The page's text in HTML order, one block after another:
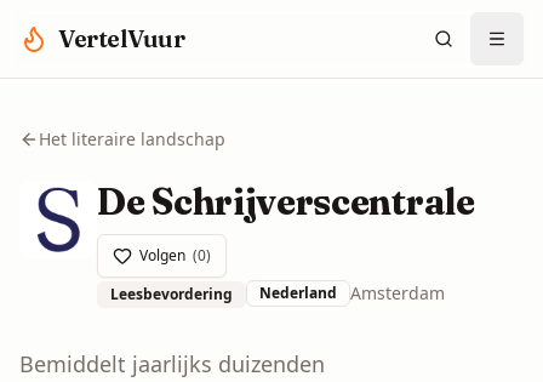
VertelVuur
Het literaire landschap
De Schrijverscentrale
Volgen (0)
Leesbevordering
Nederland Amsterdam
Bemiddelt jaarlijks duizenden